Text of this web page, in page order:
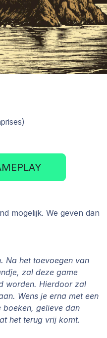
mogelijk. We geven dan
Na het toevoegen van
zal deze game
worden. Hierdoor zal
Wens je erna met een
gelieve dan
het terug vrij komt.